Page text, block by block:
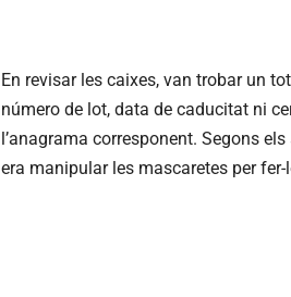
En revisar les caixes, van trobar un
número de lot, data de caducitat ni
l’anagrama corresponent. Segons
era manipular les mascaretes per